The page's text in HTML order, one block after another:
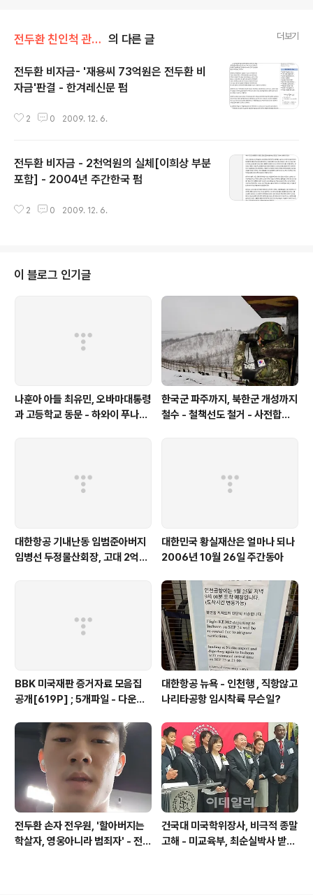
전두환 친인척 관련서류 의 다른 글 더보기
전두환 비자금- '재용씨 73억원은 전두환 비
자금'판결 - 한겨레신문 펌
2 0 2009. 12. 6.
전두환 비자금 - 2천억원의 실체[이희상 부분
포함] - 2004년 주간한국 펌
2 0 2009. 12. 6.
이 블로그 인기글
나훈아 아들 최유민, 오바마대통령
과 고등학교 동문 - 하와이 푸나호
한국군 파주까지, 북한군 개성까지
철수 - 철책선도 철거 - 사전합의
대한항공 기내난동 임범준아버지
임병선 두정물산회장, 고대 2억기
대한민국 황실재산은 얼마나 되나
2006년 10월 26일 주간동아
BBK 미국재판 증거자료 모음집
공개[619P] ; 5개파일 - 다운로
대한항공 뉴욕 - 인천행 , 직항않고
나리타공항 임시착륙 무슨일?
전두환 손자 전우원, '할아버지는
학살자, 영웅아니라 범죄자' - 전재
건국대 미국학위장사, 비극적 종말
고해 - 미교육부, 최순실박사 받은